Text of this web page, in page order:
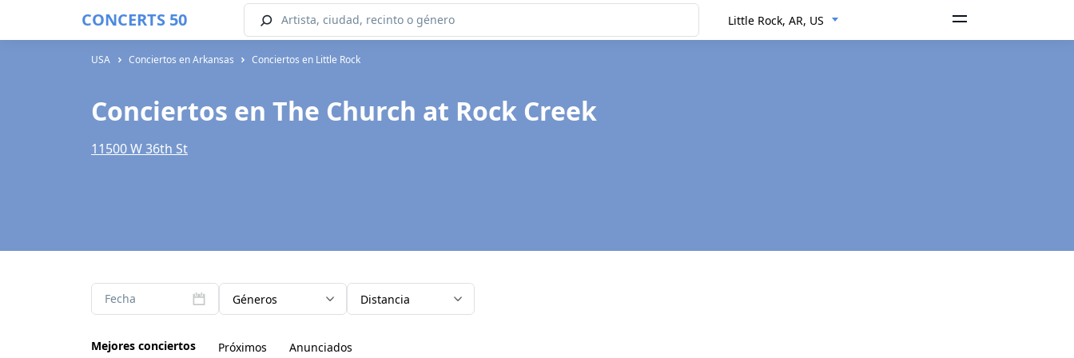
CONCERTS 50 Little Rock, AR, US
USA Conciertos en Arkansas Conciertos en Little Rock
Conciertos en The Church at Rock Creek
11500 W 36th St
Fecha Géneros Distancia
Mejores conciertos Próximos Anunciados